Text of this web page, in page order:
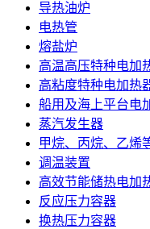
导热油炉
电热管
熔盐炉
高温高压特种电加
高粘度特种电加热
船用及海上平台电
蒸汽发生器
甲烷、丙烷、乙烯
调温装置
高效节能储热电加
反应压力容器
换热压力容器